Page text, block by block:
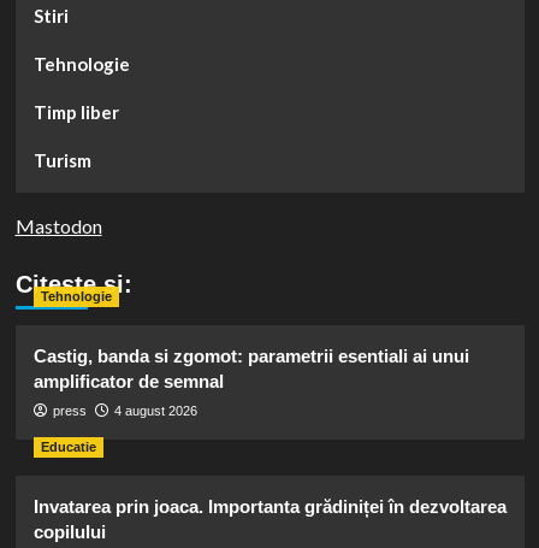
Stiri
Tehnologie
Timp liber
Turism
Mastodon
Citeste si:
Tehnologie
Castig, banda si zgomot: parametrii esentiali ai unui
amplificator de semnal
press 4 august 2026
Educatie
Invatarea prin joaca. Importanta grădiniței în dezvoltarea
copilului